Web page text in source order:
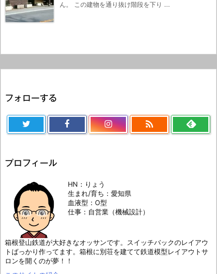
ん。 この建物を通り抜け階段を下り ...
フォローする

プロフィール
HN：りょう
生まれ/育ち：愛知県
血液型：O型
仕事：自営業（機械設計）
箱根登山鉄道が大好きなオッサンです。スイッチバックのレイアウ
トばっかり作ってます。箱根に別荘を建てて鉄道模型レイアウトサ
ロンを開くのが夢！！